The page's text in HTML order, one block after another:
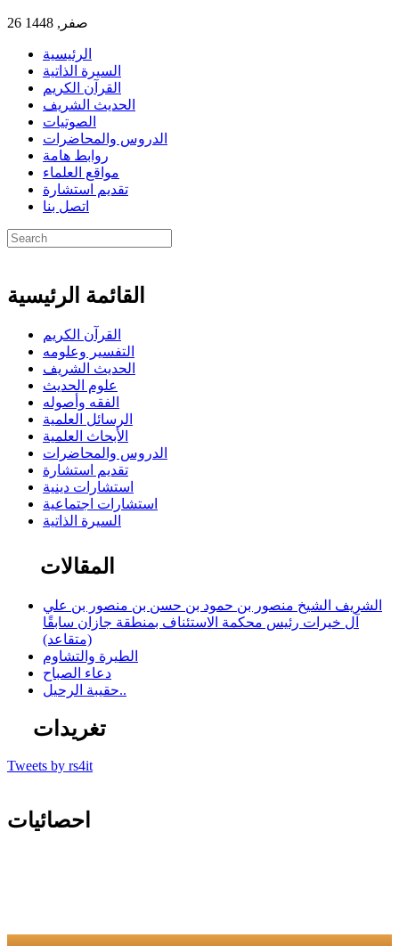
26 صفر, 1448
الرئيسية
السيرة الذاتية
القرآن الكريم
الحديث الشريف
الصوتيات
الدروس والمحاضرات
روابط هامة
مواقع العلماء
تقديم استشارة
اتصل بنا
القائمة الرئيسية
القرآن الكريم
التفسير وعلومه
الحديث الشريف
علوم الحديث
الفقه وأصوله
الرسائل العلمية
الأبحاث العلمية
الدروس والمحاضرات
تقديم استشارة
استشارات دينية
استشارات اجتماعية
السيرة الذاتية
المقالات
الشريف الشيخ منصور بن حمود بن حسن بن منصور بن علي
آل خيرات رئيس محكمة الاستئناف بمنطقة جازان سابقًا
(متقاعد)
الطيرة والتشاوم
دعاء الصباح
حقيبة الرحيل..
تغريدات
Tweets by rs4it
احصائيات